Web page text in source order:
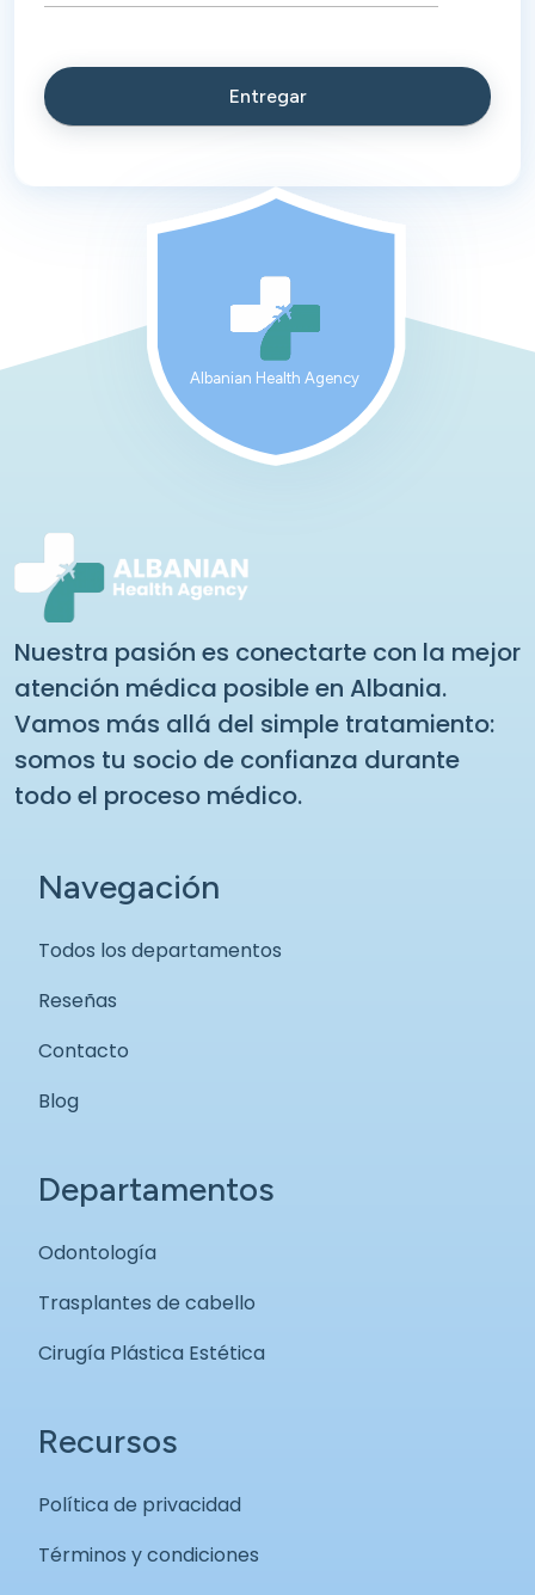
Albanian Health Agency
Nuestra pasión es conectarte con la mejor
atención médica posible en Albania.
Vamos más allá del simple tratamiento:
somos tu socio de confianza durante
todo el proceso médico.
Navegación
Todos los departamentos
Reseñas
Contacto
Blog
Departamentos
Odontología
Trasplantes de cabello
Cirugía Plástica Estética
Recursos
Política de privacidad
Términos y condiciones